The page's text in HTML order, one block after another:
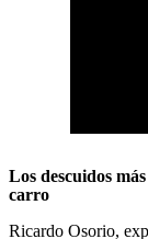
Los descuidos
carro
Ricardo Osorio,